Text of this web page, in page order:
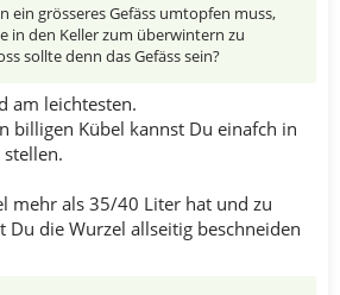
ein grösseres Gefäss umtopfen muss,
in den Keller zum überwintern zu
sollte denn das Gefäss sein?
am leichtesten.
billigen Kübel kannst Du einafch in
mehr als 35/40 Liter hat und zu
Du die Wurzel allseitig beschneiden